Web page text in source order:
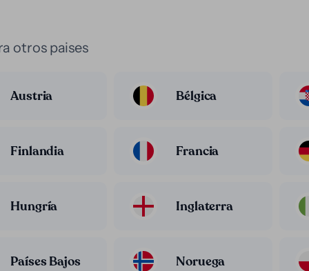
otros paises
Austria Bélgica
Finlandia Francia
Hungría Inglaterra
Países Bajos Noruega